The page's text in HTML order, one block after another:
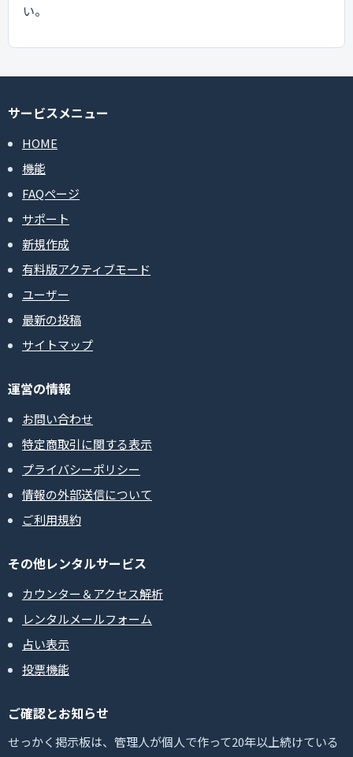
い。
サービスメニュー
HOME
機能
FAQページ
サポート
新規作成
有料版アクティブモード
ユーザー
最新の投稿
サイトマップ
運営の情報
お問い合わせ
特定商取引に関する表示
プライバシーポリシー
情報の外部送信について
ご利用規約
その他レンタルサービス
カウンター＆アクセス解析
レンタルメールフォーム
占い表示
投票機能
ご確認とお知らせ
せっかく掲示板は、管理人が個人で作って20年以上続けている